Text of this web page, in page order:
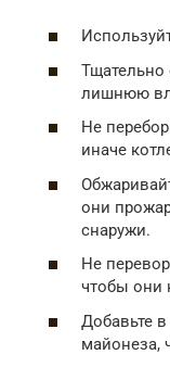
Тщательно
лишнюю
Не
иначе
они
снаружи.
Не
чтобы они
Добавьте
майонеза,